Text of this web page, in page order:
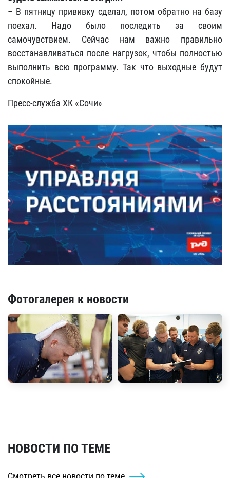
– В пятницу прививку сделал, потом обратно на базу
поехал. Надо было последить за своим
самочувствием. Сейчас нам важно правильно
восстанавливаться после нагрузок, чтобы полностью
выполнить всю программу. Так что выходные будут
спокойные.
Пресс-служба ХК «Сочи»
Фотогалерея к новости
НОВОСТИ ПО ТЕМЕ